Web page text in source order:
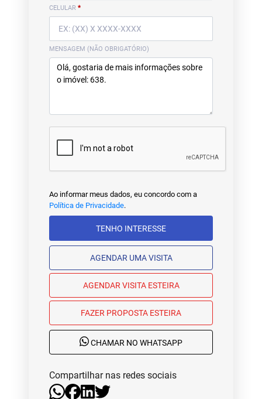
CELULAR *
MENSAGEM (NÃO OBRIGATÓRIO)
Ao informar meus dados, eu concordo com a
Política de Privacidade.
TENHO INTERESSE
AGENDAR UMA VISITA
AGENDAR VISITA ESTEIRA
FAZER PROPOSTA ESTEIRA
CHAMAR NO WHATSAPP
Compartilhar nas redes sociais